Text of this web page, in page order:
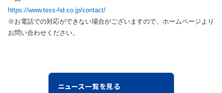
https://www.tess-hd.co.jp/contact/
※お電話での対応ができない場合がございますので、ホームページより
お問い合わせください。
ニュース一覧を見る